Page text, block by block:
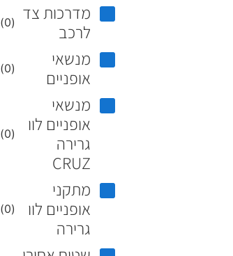
מדרכות צד
לרכב
(
0
)
מנשאי
אופניים
(
0
)
מנשאי
אופניים לוו
גרירה
CRUZ
(
0
)
מתקני
אופניים לוו
גרירה
(
0
)